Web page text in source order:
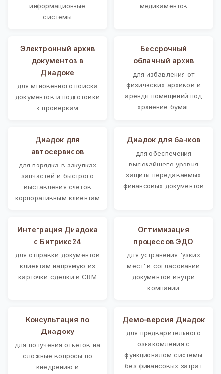
информационные
системы
медикаментов
Электронный архив
документов в
Диадоке
для мгновенного поиска
документов и подготовки
к проверкам
Бессрочный
облачный архив
для избавления от
физических архивов и
аренды помещений под
хранение бумаг
Диадок для
автосервисов
для порядка в закупках
запчастей и быстрого
выставления счетов
корпоративным клиентам
Диадок для банков
для обеспечения
высочайшего уровня
защиты передаваемых
финансовых документов
Интеграция Диадока
с Битрикс24
для отправки документов
клиентам напрямую из
карточки сделки в CRM
Оптимизация
процессов ЭДО
для устранения 'узких
мест' в согласовании
документов внутри
компании
Консультация по
Диадоку
для получения ответов на
сложные вопросы по
внедрению и
Демо-версия Диадок
для предварительного
ознакомления с
функционалом системы
без финансовых затрат